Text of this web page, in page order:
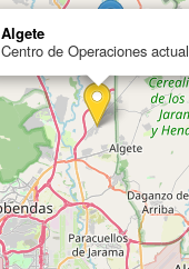
Algete
Centro de Operaciones actual